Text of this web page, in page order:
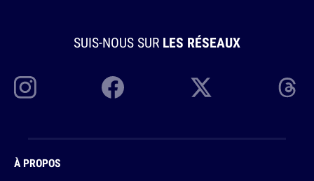
SUIS-NOUS SUR LES RÉSEAUX
À PROPOS